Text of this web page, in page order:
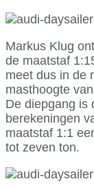
Markus Klug
de maatstaf
meet dus in de
masthoogte
De diepgang is
berekeningen
maatstaf 1:1
tot zeven ton.